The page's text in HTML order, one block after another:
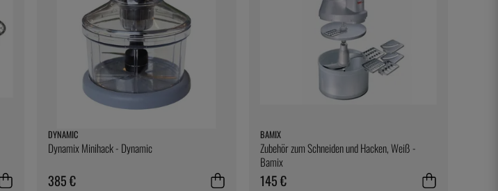
DYNAMIC
Dynamix Minihack - Dynamic
385 €
BAMIX
Zubehör zum Schneiden und Hacken, Weiß -
Bamix
145 €